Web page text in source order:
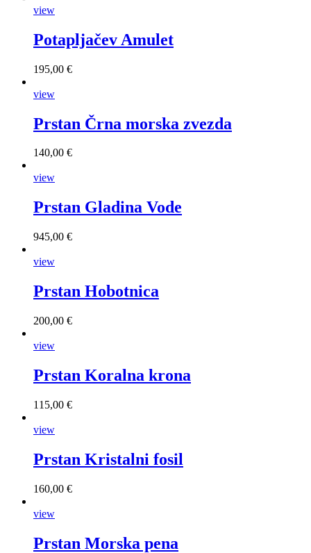
view
Potapljačev Amulet
195,00 €
view
Prstan Črna morska zvezda
140,00 €
view
Prstan Gladina Vode
945,00 €
view
Prstan Hobotnica
200,00 €
view
Prstan Koralna krona
115,00 €
view
Prstan Kristalni fosil
160,00 €
view
Prstan Morska pena